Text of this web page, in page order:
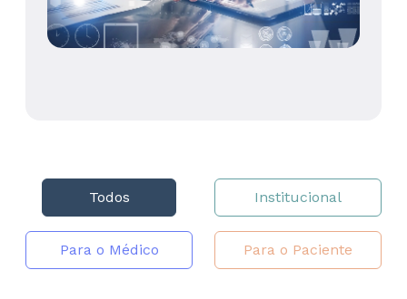
Todos Institucional
Para o Médico Para o Paciente